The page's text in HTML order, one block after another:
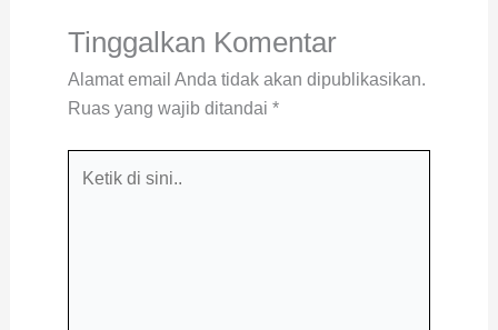
Tinggalkan Komentar
Alamat email Anda tidak akan dipublikasikan.
Ruas yang wajib ditandai *